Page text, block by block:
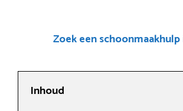
Zoek een
Inhoud